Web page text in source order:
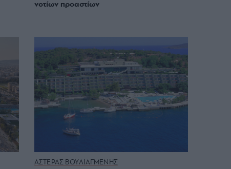
νοτίων προαστίων
ΑΣΤΕΡΑΣ ΒΟΥΛΙΑΓΜΕΝΗΣ